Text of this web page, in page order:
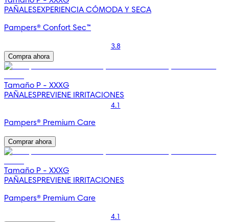
PAÑALESEXPERIENCIA CÓMODA Y SECA
Pampers® Confort Sec™
3.8
Compra ahora
Tamaño P - XXXG
PAÑALESPREVIENE IRRITACIONES
4.1
Pampers® Premium Care
Comprar ahora
Tamaño P - XXXG
PAÑALESPREVIENE IRRITACIONES
Pampers® Premium Care
4.1